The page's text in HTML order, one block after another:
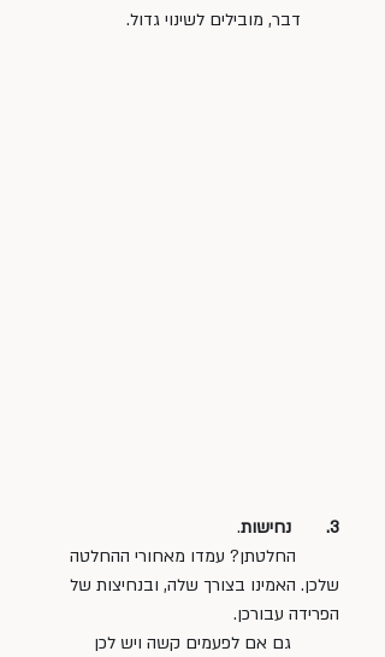
דבר, מובילים לשינוי גדול.
3.  	נחישות
.
         החלטתן? עמדו מאחורי ההחלטה
שלכן. האמינו בצורך שלה, ובנחיצות של
הפרידה עבורכן.
גם אם לפעמים קשה ויש לכן